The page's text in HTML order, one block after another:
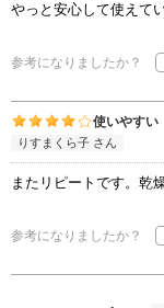
やっと安心して使えて
参考になりましたか？
使いやすい
りすまくら子 さん
またリピートです。乾
参考になりましたか？